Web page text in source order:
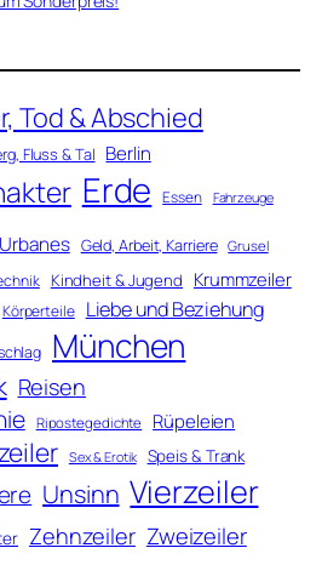
Tod & Abschied
Fluss & Tal Berlin
Erde Essen Fahrzeuge
Geld, Arbeit, Karriere Grusel
Kindheit & Jugend Krummzeiler
Körperteile Liebe und Beziehung
München
Reisen
Ripostegedichte Rüpeleien
Sex & Erotik Speis & Trank
Unsinn Vierzeiler
Zehnzeiler Zweizeiler